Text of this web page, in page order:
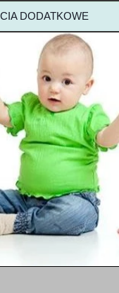
DODATKOWE